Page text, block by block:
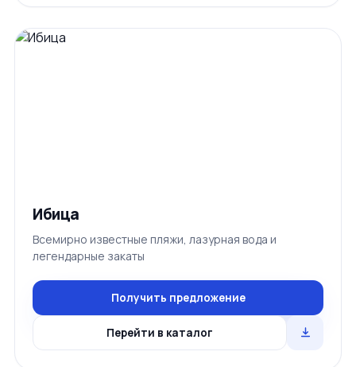
Ибица
Всемирно известные пляжи, лазурная вода и
легендарные закаты
Получить предложение
Перейти в каталог